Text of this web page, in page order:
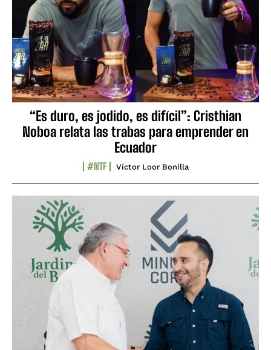
“Es duro, es jodido, es difícil”: Cristhian
Noboa relata las trabas para emprender en
Ecuador
#NTF Víctor Loor Bonilla